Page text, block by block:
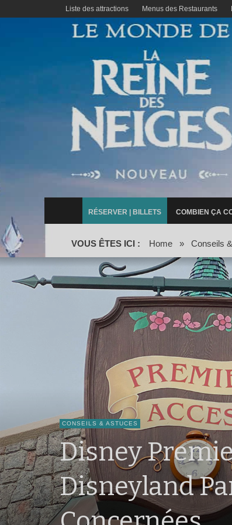
Liste des attractions Menus des Restaurants
RÉSERVER | BILLETS COMBIEN ÇA
VOUS ÊTES ICI : Home » Conseils
CONSEILS & ASTUCES
Disney
Disneyland